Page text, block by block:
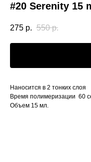
#20 Serenity 15
275 р. 550 р.
Наносится в 2 тонких слоя
Время полимеризации 60
Объем 15 мл.